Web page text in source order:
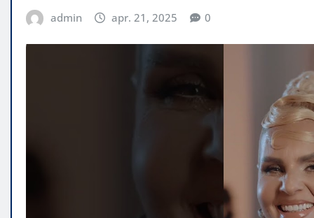
admin apr. 21, 2025 0